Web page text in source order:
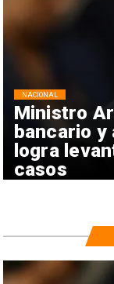
Ministro
bancario y
logra
casos
NACIONAL